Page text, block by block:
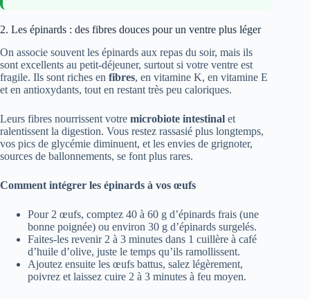
2. Les épinards : des fibres douces pour un ventre plus léger
On associe souvent les épinards aux repas du soir, mais ils
sont excellents au petit-déjeuner, surtout si votre ventre est
fragile. Ils sont riches en fibres, en vitamine K, en vitamine E
et en antioxydants, tout en restant très peu caloriques.
Leurs fibres nourrissent votre microbiote intestinal et
ralentissent la digestion. Vous restez rassasié plus longtemps,
vos pics de glycémie diminuent, et les envies de grignoter,
sources de ballonnements, se font plus rares.
Comment intégrer les épinards à vos œufs
Pour 2 œufs, comptez 40 à 60 g d’épinards frais (une
bonne poignée) ou environ 30 g d’épinards surgelés.
Faites-les revenir 2 à 3 minutes dans 1 cuillère à café
d’huile d’olive, juste le temps qu’ils ramollissent.
Ajoutez ensuite les œufs battus, salez légèrement,
poivrez et laissez cuire 2 à 3 minutes à feu moyen.